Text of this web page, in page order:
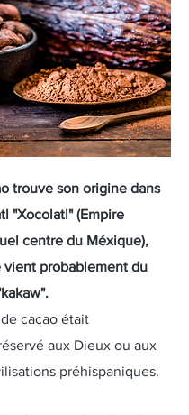
trouve son origine dans
"Xocolatl" (Empire
centre du Méxique),
vient probablement du
cacao était
aux Dieux ou aux
préhispaniques.